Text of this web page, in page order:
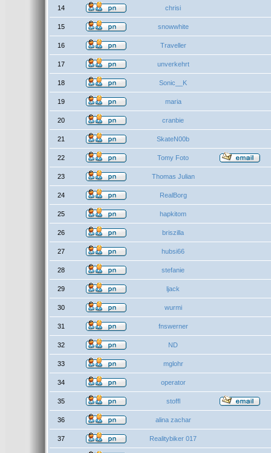
14 chrisi
15 snowwhite
16 Traveller
17 unverkehrt
18 Sonic__K
19 maria
20 cranbie
21 SkateN00b
22 Tomy Foto
23 Thomas Julian
24 RealBorg
25 hapkitom
26 briszilla
27 hubsi66
28 stefanie
29 ljack
30 wurmi
31 fnswerner
32 ND
33 mglohr
34 operator
35 stoffl
36 alina zachar
37 Realitybiker 017